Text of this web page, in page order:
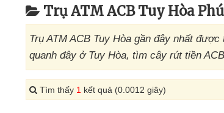
Trụ ATM ACB Tuy Hòa
Trụ ATM ACB Tuy Hòa gần đây nhất
quanh đây ở Tuy Hòa, tìm cây rút tiền
Tìm thấy 1 kết quả (0.0012 giây)